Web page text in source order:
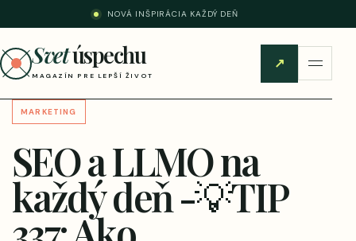
NOVÁ INŠPIRÁCIA KAŽDÝ DEŇ
Svetúspechu
MAGAZÍN PRE LEPŠÍ ŽIVOT
↗
MARKETING
SEO a LLMO na
každý deň -💡TIP